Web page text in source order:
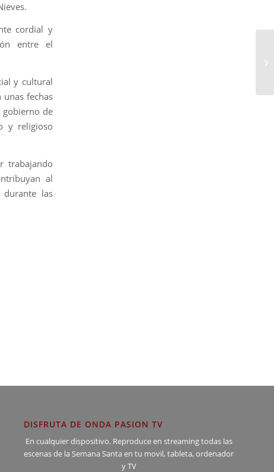
cordial y
entre el
y cultural
unas fechas
de
y religioso
trabajando
al
las
DISFRUTA DE ONDA PASION TV
En cualquier dispositivo. Reproduce en streaming todas las
escenas de la Semana Santa en tu movil, tableta, ordenador
y TV